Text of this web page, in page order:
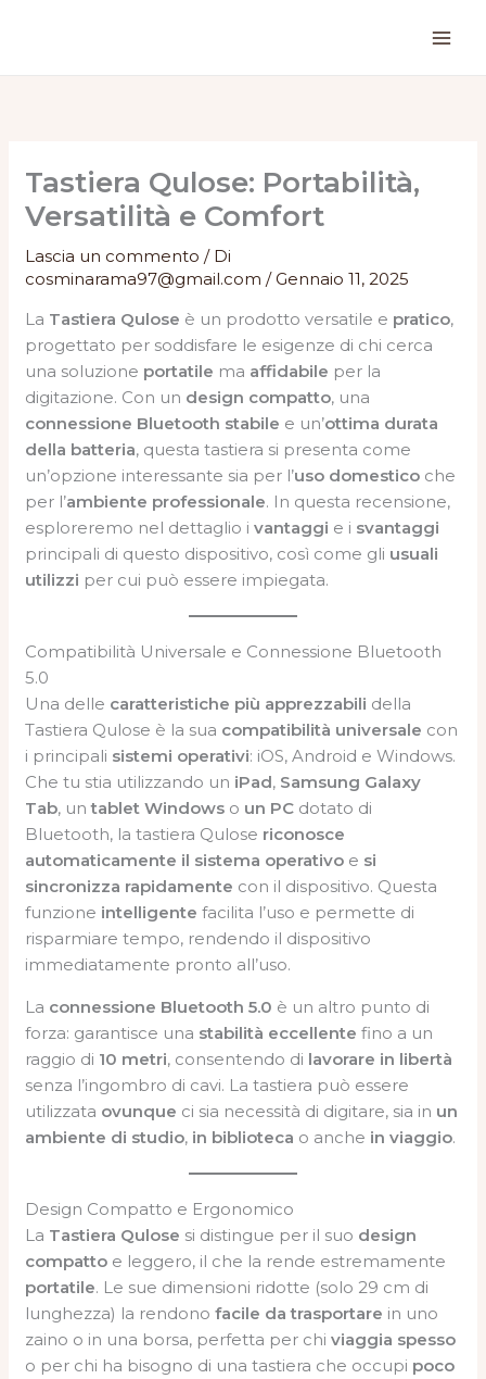
Tastiera Qulose: Portabilità,
Versatilità e Comfort
Lascia un commento / Di
cosminarama97@gmail.com/Gennaio 11, 2025
La Tastiera Qulose è un prodotto versatile e pratico,
progettato per soddisfare le esigenze di chi cerca
una soluzione portatile ma affidabile per la
digitazione. Con un design compatto, una
connessione Bluetooth stabile e un’ottima durata
della batteria, questa tastiera si presenta come
un’opzione interessante sia per l’uso domestico che
per l’ambiente professionale. In questa recensione,
esploreremo nel dettaglio ivantaggi e i svantaggi
principali di questo dispositivo, così come gli usuali
utilizzi per cui può essere impiegata.
Compatibilità Universale e Connessione Bluetooth
5.0
Una delle caratteristiche più apprezzabili della
Tastiera Qulose è la sua compatibilità universale con
i principali sistemi operativi: iOS, Android e Windows.
Che tu stia utilizzando un iPad, Samsung Galaxy
Tab, untablet Windows o un PC dotato di
Bluetooth, la tastiera Qulose riconosce
automaticamente il sistema operativo e si
sincronizza rapidamente con il dispositivo. Questa
funzione intelligente facilita l’uso e permette di
risparmiare tempo, rendendo il dispositivo
immediatamente pronto all’uso.
La connessione Bluetooth 5.0 è un altro punto di
forza: garantisce una stabilità eccellente fino a un
raggio di 10 metri, consentendo di lavorare in libertà
senza l’ingombro di cavi. La tastiera può essere
utilizzata ovunque ci sia necessità di digitare, sia in un
ambiente di studio, in biblioteca o anche in viaggio.
Design Compatto e Ergonomico
La Tastiera Qulose si distingue per il suo design
compatto e leggero, il che la rende estremamente
portatile. Le sue dimensioni ridotte (solo 29 cm di
lunghezza) la rendonofacile da trasportare in uno
zaino o in una borsa, perfetta per chiviaggia spesso
o per chi ha bisogno di una tastiera che occupi poco